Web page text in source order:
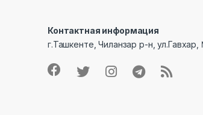
Контактная информация
г.Ташкенте, Чиланзар р-н, ул.Гавхар,